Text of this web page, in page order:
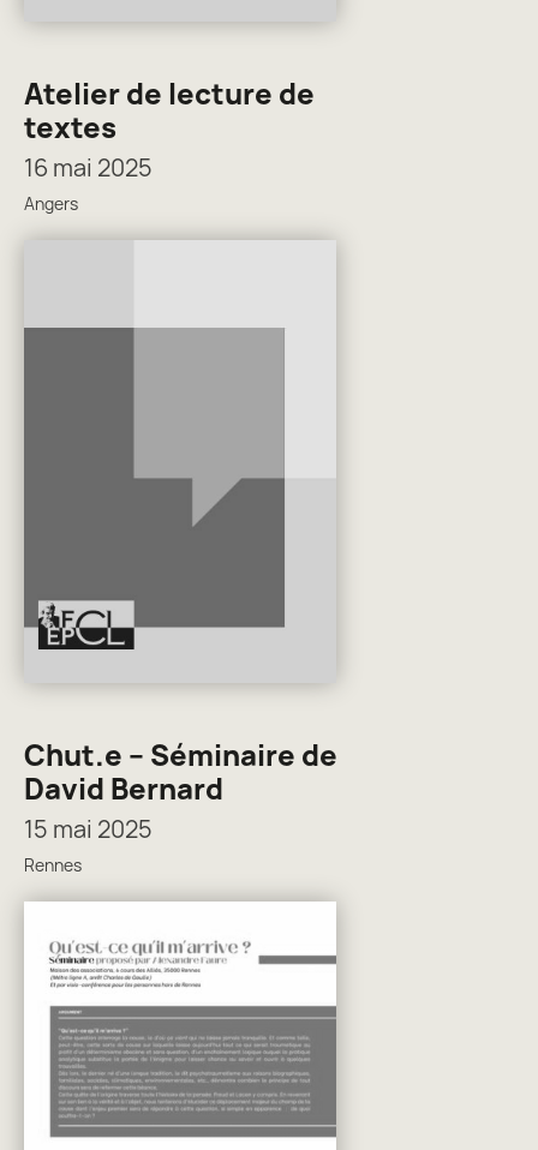
Atelier de lecture de
textes
16 mai 2025
Angers
Chut.e – Séminaire de
David Bernard
15 mai 2025
Rennes